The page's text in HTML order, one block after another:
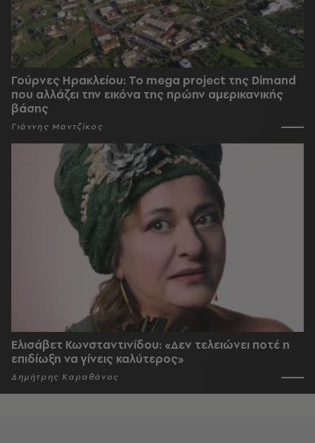
Γούρνες Ηρακλείου: To mega project της Dimand
που αλλάζει την εικόνα της πρώην αμερικανικής
βάσης
Γιάννης Μαντζίκος
Ελισάβετ Κωνσταντινίδου: «Δεν τελειώνει ποτέ η
επιδίωξη να γίνεις καλύτερος»
Δημήτρης Καραθάνος